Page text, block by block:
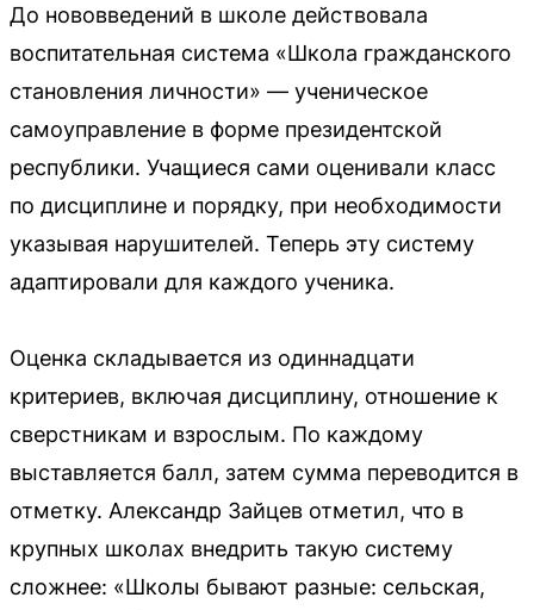
До нововведений в школе действовала
воспитательная система «Школа гражданского
становления личности» — ученическое
самоуправление в форме президентской
республики. Учащиеся сами оценивали класс
по дисциплине и порядку, при необходимости
указывая нарушителей. Теперь эту систему
адаптировали для каждого ученика.
Оценка складывается из одиннадцати
критериев, включая дисциплину, отношение к
сверстникам и взрослым. По каждому
выставляется балл, затем сумма переводится в
отметку. Александр Зайцев отметил, что в
крупных школах внедрить такую систему
сложнее: «Школы бывают разные: сельская,